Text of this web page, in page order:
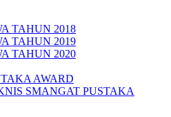
TAHUN 2018
TAHUN 2019
TAHUN 2020
AWARD
SMANGAT PUSTAKA